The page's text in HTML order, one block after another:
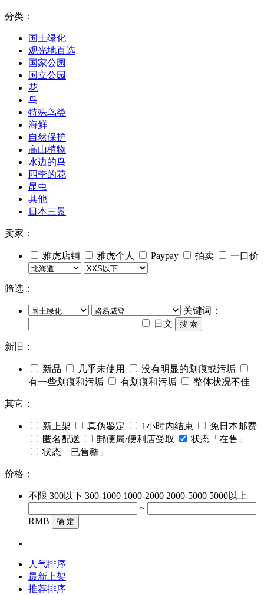
分类：
国土绿化
观光地百选
国家公园
国立公园
花
鸟
特殊鸟类
海鲜
自然保护
高山植物
水边的鸟
四季的花
昆虫
其他
日本三景
卖家：
雅虎店铺 雅虎个人 Paypay 拍卖 一口价
筛选：
关键词：
日文
搜 索
新旧：
新品 几乎未使用
没有明显的划痕或污垢
有一些划痕和污垢
有划痕和污垢 整体状况不佳
其它：
新上架 真伪鉴定 1小时内结束
免日本邮费
匿名配送
郵便局/便利店受取
状态「在售」
状态「已售罄」
价格：
不限 300以下 300-1000 1000-2000 2000-5000 5000以上
~
RMB
确 定
人气排序
最新上架
推荐排序